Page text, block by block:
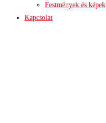
Festmények és képek
Kapcsolat